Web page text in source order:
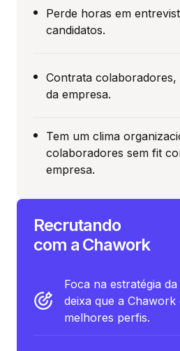
Perde horas em
candidatos.
Contrata colaboradores,
da empresa.
Tem um clima
colaboradores sem fit
empresa.
Recrutando
com a Chawork
Foca na estratégia
deixa que a
melhores perfis.